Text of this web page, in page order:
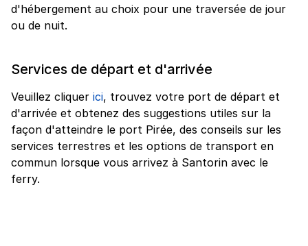
d'hébergement au choix pour une traversée de jour
ou de nuit.
Services de départ et d'arrivée
Veuillez cliquer ici, trouvez votre port de départ et
d'arrivée et obtenez des suggestions utiles sur la
façon d'atteindre le port Pirée, des conseils sur les
services terrestres et les options de transport en
commun lorsque vous arrivez à Santorin avec le
ferry.